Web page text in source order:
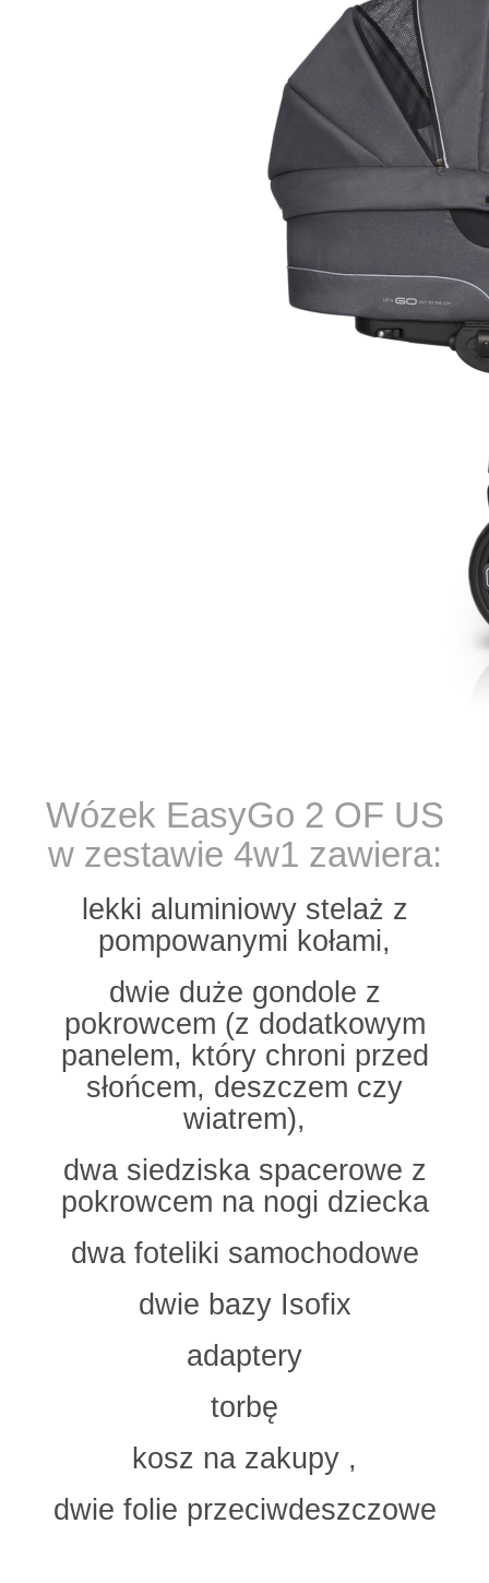
Wózek EasyGo 2 OF US
w zestawie 4w1 zawiera:
lekki aluminiowy stelaż z
pompowanymi kołami,
dwie duże gondole z
pokrowcem (z dodatkowym
panelem, który chroni przed
słońcem, deszczem czy
wiatrem),
dwa siedziska spacerowe z
pokrowcem na nogi dziecka
dwa foteliki samochodowe
dwie bazy Isofix
adaptery
torbę
kosz na zakupy ,
dwie folie przeciwdeszczowe